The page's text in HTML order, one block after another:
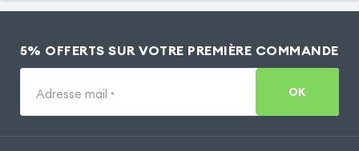
5% OFFERTS SUR VOTRE PREMIÈRE COMMANDE
Adresse mail * OK